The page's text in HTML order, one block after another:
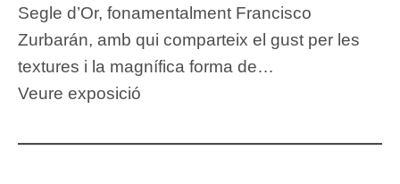
Segle d’Or, fonamentalment Francisco
Zurbarán, amb qui comparteix el gust per les
textures i la magnífica forma de…
Veure exposició